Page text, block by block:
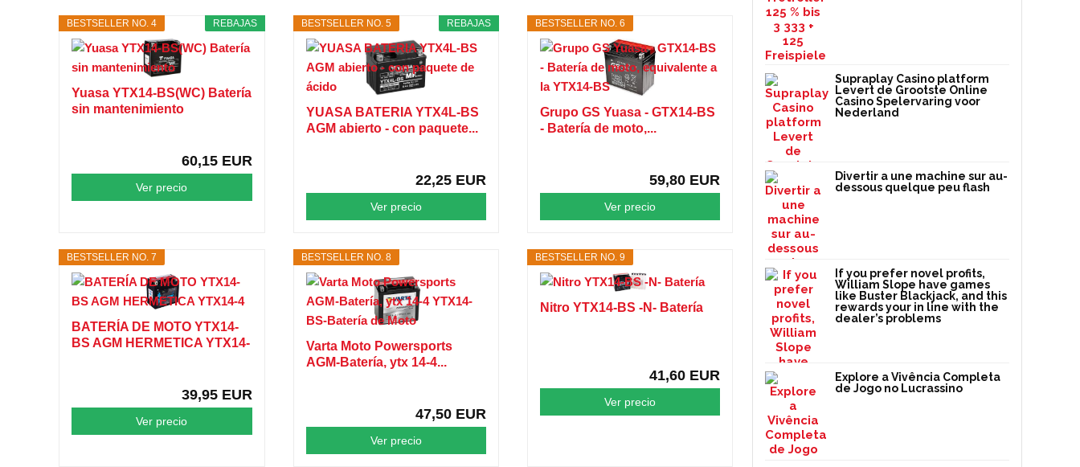
REBAJAS
BESTSELLER NO. 4
Yuasa YTX14-BS(WC) Batería
sin mantenimiento
60,15 EUR
Ver precio
REBAJAS
BESTSELLER NO. 5
YUASA BATERIA YTX4L-BS
AGM abierto - con paquete...
22,25 EUR
Ver precio
BESTSELLER NO. 6
Grupo GS Yuasa - GTX14-BS
- Batería de moto,...
59,80 EUR
Ver precio
BESTSELLER NO. 7
BATERÍA DE MOTO YTX14-
BS AGM HERMETICA YTX14-
39,95 EUR
Ver precio
BESTSELLER NO. 8
Varta Moto Powersports
AGM-Batería, ytx 14-4...
47,50 EUR
Ver precio
BESTSELLER NO. 9
Nitro YTX14-BS -N- Batería
41,60 EUR
Ver precio
Supraplay Casino platform
Levert de Grootste Online
Casino Spelervaring voor
Nederland
Divertir a une machine sur au-
dessous quelque peu flash
If you prefer novel profits,
William Slope have games
like Buster Blackjack, and this
rewards your in line with the
dealer’s problems
Explore a Vivência Completa
de Jogo no Lucrassino